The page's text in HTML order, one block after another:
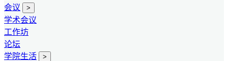
会议
>
学术会议
工作坊
论坛
学院生活
>